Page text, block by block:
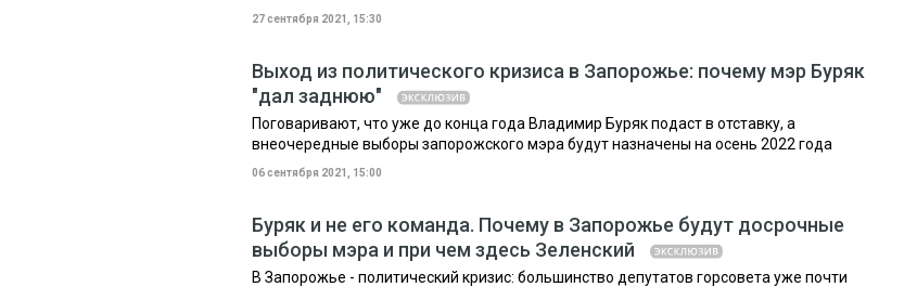
27 сентября 2021, 15:30
Выход из политического кризиса в Запорожье: почему мэр Буряк
"дал заднюю"
Поговаривают, что уже до конца года Владимир Буряк подаст в отставку, а
внеочередные выборы запорожского мэра будут назначены на осень 2022 года
06 сентября 2021, 15:00
Буряк и не его команда. Почему в Запорожье будут досрочные
выборы мэра и при чем здесь Зеленский
В Запорожье - политический кризис: большинство депутатов горсовета уже почти